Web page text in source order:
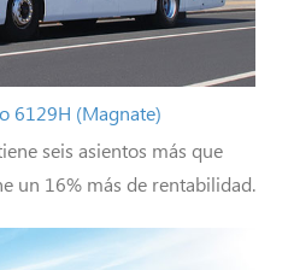
6129H (Magnate)
seis asientos más que
un 16% más de rentabilidad.